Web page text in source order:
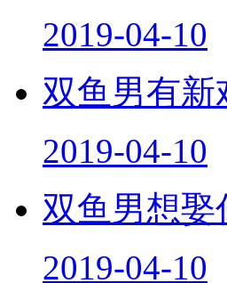
2019-04-10
双鱼男有新
2019-04-10
双鱼男想娶
2019-04-10